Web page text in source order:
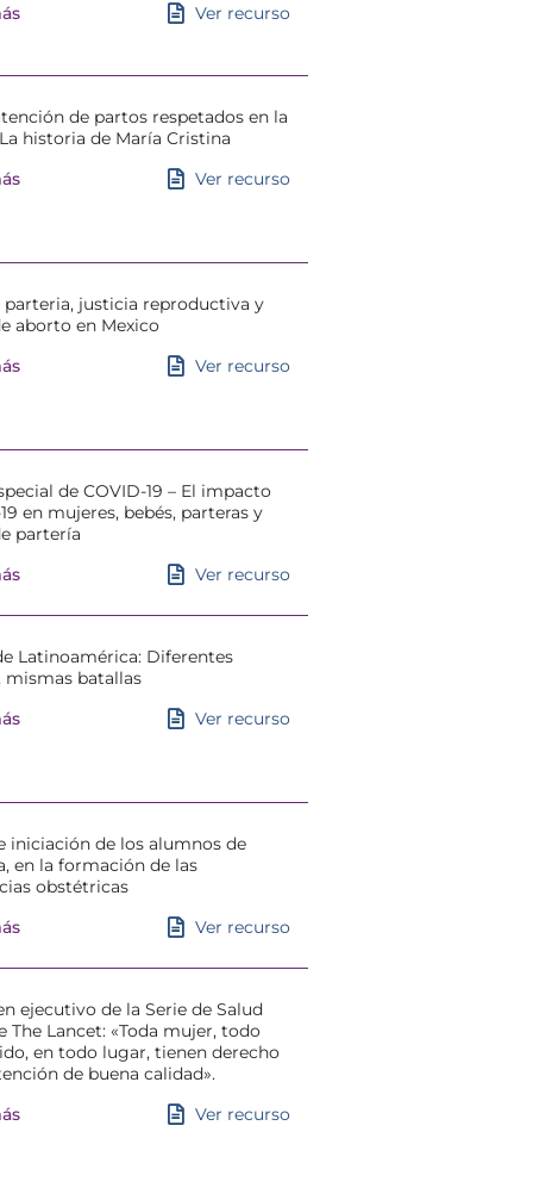
Ver recurso
de partos respetados en la
historia de María Cristina
Ver recurso
parteria, justicia reproductiva y
aborto en Mexico
Ver recurso
de COVID-19 – El impacto
en mujeres, bebés, parteras y
partería
Ver recurso
Latinoamérica: Diferentes
batallas
Ver recurso
iniciación de los alumnos de
en la formación de las
obstétricas
Ver recurso
ejecutivo de la Serie de Salud
The Lancet: «Toda mujer, todo
en todo lugar, tienen derecho
de buena calidad».
Ver recurso